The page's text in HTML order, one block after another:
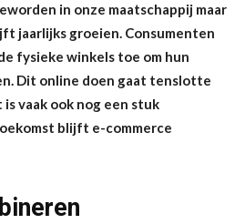
in onze maatschappij maar
jaarlijks groeien. Consumenten
fysieke winkels toe om hun
Dit online doen gaat tenslotte
vaak ook nog een stuk
blijft e-commerce